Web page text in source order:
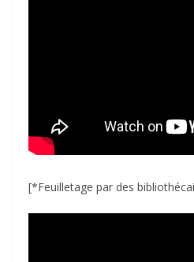
[*Feuilletage par des